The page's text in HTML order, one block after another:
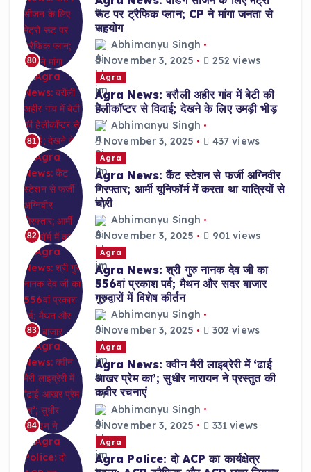
80
रूट पर ट्रैफिक प्लान; CP ने मांगा जनता से
सहयोग
Abhimanyu Singh
November 3, 2025
252 views
81
Agra
Agra News: बरौली अहीर गांव में बेटी की
हेलीकॉप्टर से विदाई; देखने के लिए उमड़ी भीड़
Abhimanyu Singh
November 3, 2025
437 views
82
Agra
Agra News: कैंट स्टेशन से फर्जी अग्निवीर
गिरफ्तार; आर्मी यूनिफॉर्म में करता था यात्रियों से
चोरी
Abhimanyu Singh
November 3, 2025
901 views
83
Agra
Agra News: श्री गुरु नानक देव जी का
556वां प्रकाश पर्व; मैथन और सदर बाजार
गुरुद्वारों में विशेष कीर्तन
Abhimanyu Singh
November 3, 2025
302 views
84
Agra
Agra News: क्वीन मैरी लाइब्रेरी में ‘ढाई
आखर प्रेम का’; सुधीर नारायन ने प्रस्तुत की
कबीर रचनाएं
Abhimanyu Singh
November 3, 2025
331 views
Agra
Agra Police: दो ACP का कार्यक्षेत्र